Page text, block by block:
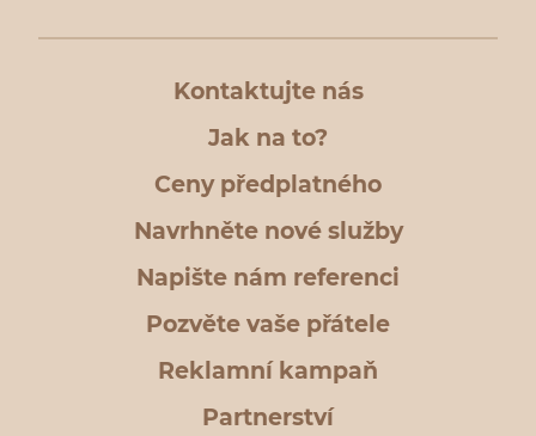
Kontaktujte nás
Jak na to?
Ceny předplatného
Navrhněte nové služby
Napište nám referenci
Pozvěte vaše přátele
Reklamní kampaň
Partnerství